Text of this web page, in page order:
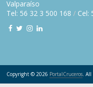
Valparaíso
Tel: 56 32 3 500 168 / Cel:
Copyright © 2026 PortalCruceros. All